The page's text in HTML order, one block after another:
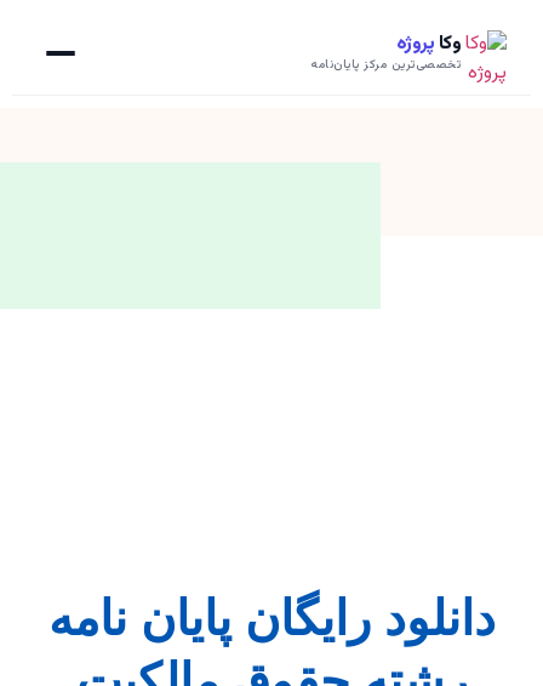
وکا پروژه
تخصصی‌ترین مرکز پایان‌نامه
دانلود رایگان پایان نامه